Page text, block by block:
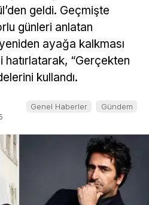
geldi. Geçmişte
günleri anlatan
yeniden ayağa kalkması
“Gerçekten
kullandı.
Genel Haberler Gündem